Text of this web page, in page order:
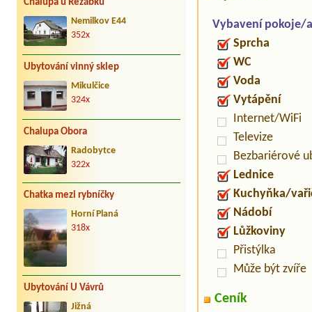
Chalupa u Řežábků
Nemilkov E44
352x
Ubytování vinný sklep
Mikulčice
324x
Chalupa Obora
Radobytce
322x
Chatka mezi rybníčky
Horní Planá
318x
Ubytování U Vávrů
Jižná
Vybavení pokoje/
Sprcha
WC
Voda
Vytápění
Internet/WiFi
Televize
Bezbariérové
Lednice
Kuchyňka/
Nádobí
Lůžkoviny
Přistýlka
Může být zvíře
Ceník